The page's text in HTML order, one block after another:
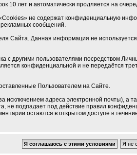
10 лет и автоматически продляется на
не содержат конфиденциальную
сообщений.
Сайта. Данная информация не
с другими пользователями посредством
конфиденциальной и не передаётся
Пользователем на Сайте.
исключением адреса электронной почты),
не подпадает под действие правил
остаются в открытом доступе в